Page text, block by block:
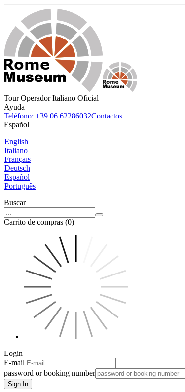
Tour Operador Italiano Oficial
Ayuda
Teléfono: +39 06 62286032Contactos
Español
English
Italiano
Français
Deutsch
Español
Português
Buscar
Carrito de compras (0)
Login
E-mail
password or booking number
Sign In